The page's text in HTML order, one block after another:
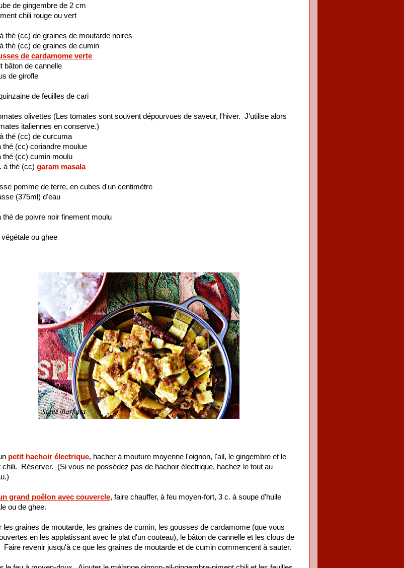
de gingembre de 2 cm
chili rouge ou vert
thé (cc) de graines de moutarde noires
thé (cc) de graines de cumin
de cardamome verte
bâton de cannelle
de girofle
de feuilles de cari
olivettes (Les tomates sont souvent dépourvues de saveur, l'hiver. J'utilise alors
italiennes en conserve.)
thé (cc) de curcuma
thé (cc) coriandre moulue
thé (cc) cumin moulu
à thé (cc) garam masala
pomme de terre, en cubes d'un centimètre
(375ml) d'eau
thé de poivre noir finement moulu
ou ghee
petit hachoir électrique, hacher à mouture moyenne l'oignon, l'ail, le gingembre et le
chili. Réserver. (Si vous ne possédez pas de hachoir électrique, hachez le tout au
grand poêlon avec couvercle, faire chauffer, à feu moyen-fort, 3 c. à soupe d'huile
ou de ghee.
les graines de moutarde, les graines de cumin, les gousses de cardamome (que vous
en les applatissant avec le plat d'un couteau), le bâton de cannelle et les clous de
Faire revenir jusqu'à ce que les graines de moutarde et de cumin commencent à sauter.